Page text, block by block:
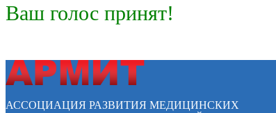
Ваш голос принят!
АССОЦИАЦИЯ РАЗВИТИЯ МЕДИЦИНСКИХ